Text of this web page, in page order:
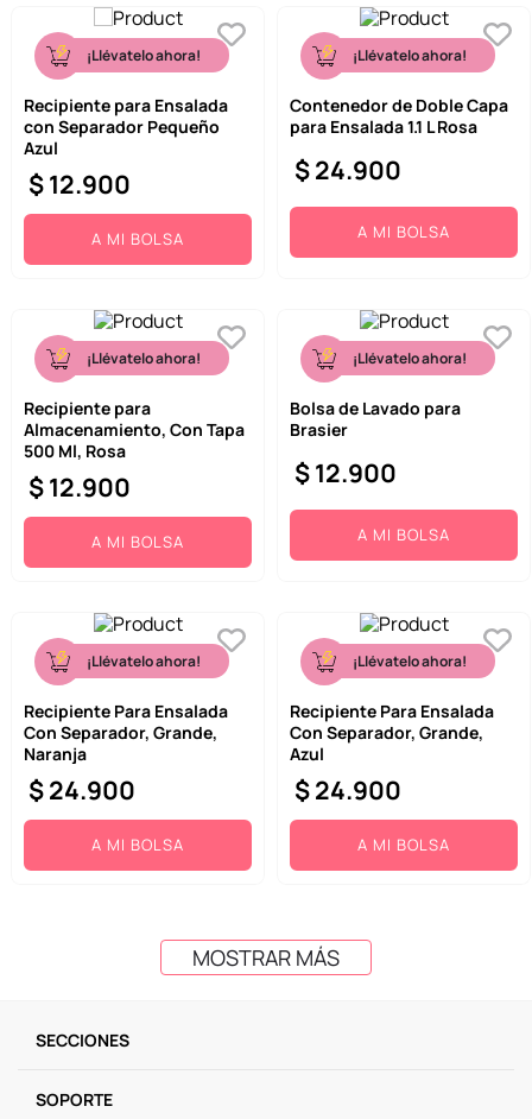
¡Llévatelo ahora!
Recipiente para Ensalada
con Separador Pequeño
Azul
$12.900
A MI BOLSA
¡Llévatelo ahora!
Contenedor de Doble Capa
para Ensalada 1.1 L Rosa
$24.900
A MI BOLSA
¡Llévatelo ahora!
Recipiente para
Almacenamiento, Con Tapa
500 Ml, Rosa
$12.900
A MI BOLSA
¡Llévatelo ahora!
Bolsa de Lavado para
Brasier
$12.900
A MI BOLSA
¡Llévatelo ahora!
Recipiente Para Ensalada
Con Separador, Grande,
Naranja
$24.900
A MI BOLSA
¡Llévatelo ahora!
Recipiente Para Ensalada
Con Separador, Grande,
Azul
$24.900
A MI BOLSA
MOSTRAR MÁS
SECCIONES
SOPORTE